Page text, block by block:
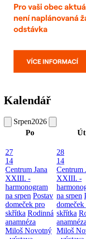
Kalendář
Srpen2026
Po
Út
27
14
Centrum Jana
XXIII. -
harmonogram
na srpen Postav
domeček pro
skřítka Rodinná
anamnéza
Miloš Novotný
28
14
Centrum
XXIII. -
na srpen
domeček
skřítka
anamnéza
Miloš